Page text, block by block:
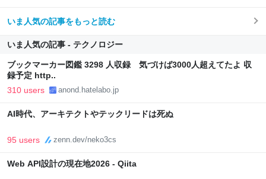
いま人気の記事をもっと読む
いま人気の記事 - テクノロジー
ブックマーカー図鑑 3298 人収録 気づけば3000人超えてたよ 収
録予定 http..
310 users anond.hatelabo.jp
AI時代、アーキテクトやテックリードは死ぬ
95 users zenn.dev/neko3cs
Web API設計の現在地2026 - Qiita